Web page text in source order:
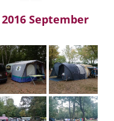
September